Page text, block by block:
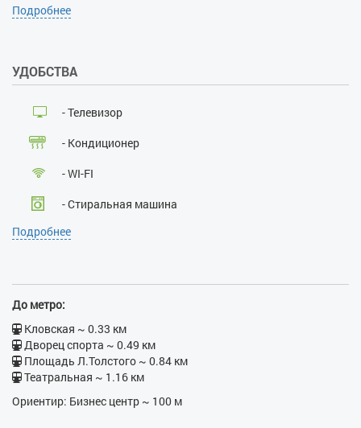
Наличие документов,
Подробнее
УДОБСТВА
- Телевизор
- Кондиционер
- WI-FI
- Стиральная машина
- Кабельное ТВ
- Бойлер
- Электрочайник
Подробнее
До метро:
Кловская ~ 0.33 км
Дворец спорта ~ 0.49 км
Площадь Л.Толстого ~ 0.84 км
Театральная ~ 1.16 км
Ориентир: Бизнес центр ~ 100 м